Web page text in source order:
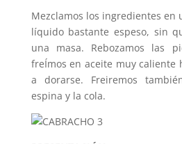
Mezclamos los ingredientes en
líquido bastante espeso, sin
una masa.
Rebozamos las
freÍmos en aceite muy caliente
a dorarse. Freiremos
espina y la cola.